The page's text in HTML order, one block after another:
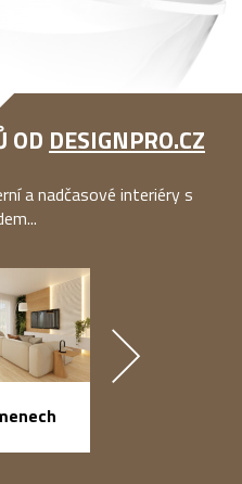
OD DESIGNPRO.CZ
a nadčasové interiéry s